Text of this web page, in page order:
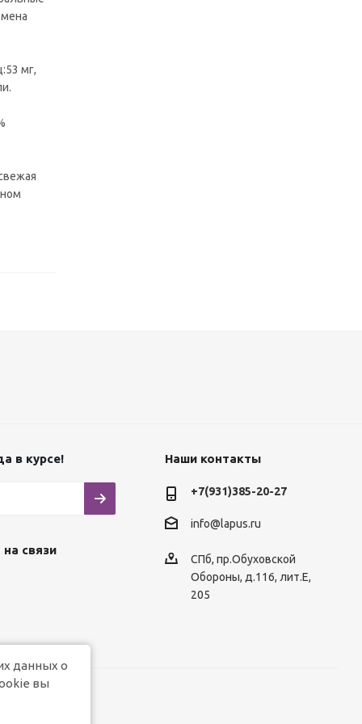
мг,
в курсе!
связи
Наши контакты
+7(931)385-20-27
info@lapus.ru
СПб, пр.Обуховской
Обороны, д.116, лит.Е,
205
данных о
вы